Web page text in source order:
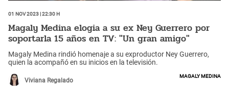
01 Nov 2023 | 22:30 h
Magaly Medina elogia a su ex Ney Guerrero por
soportarla 15 años en TV: "Un gran amigo"
Magaly Medina rindió homenaje a su exproductor Ney Guerrero,
quien la acompañó en su inicios en la televisión.
Viviana Regalado
Magaly Medina